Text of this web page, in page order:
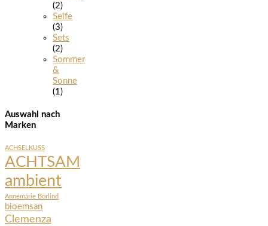
(2)
Seife
(3)
Sets
(2)
Sommer
&
Sonne
(1)
Auswahl nach
Marken
ACHSELKUSS
ACHTSAM
ambient
Annemarie Börlind
bioemsan
Clemenza